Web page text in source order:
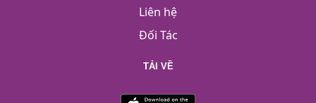
Liên hệ
Đối Tác
TẢI VỀ